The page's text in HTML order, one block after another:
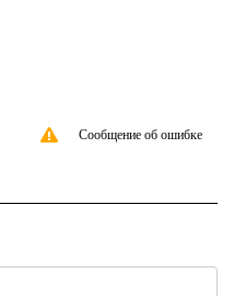
Сообщение об ошибке